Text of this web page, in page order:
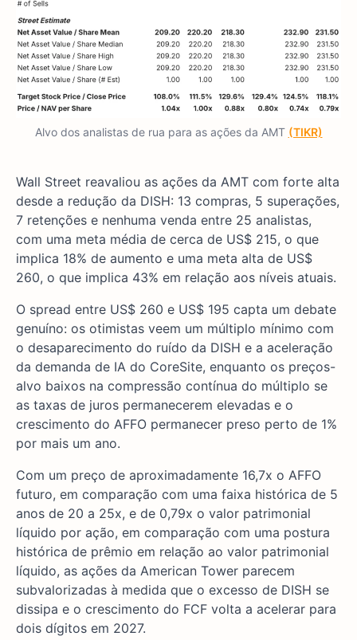
Alvo dos analistas de rua para as ações da AMT (TIKR)
Wall Street reavaliou as ações da AMT com forte alta
desde a redução da DISH: 13 compras, 5 superações,
7 retenções e nenhuma venda entre 25 analistas,
com uma meta média de cerca de US$ 215, o que
implica 18% de aumento e uma meta alta de US$
260, o que implica 43% em relação aos níveis atuais.
O spread entre US$ 260 e US$ 195 capta um debate
genuíno: os otimistas veem um múltiplo mínimo com
o desaparecimento do ruído da DISH e a aceleração
da demanda de IA do CoreSite, enquanto os preços-
alvo baixos na compressão contínua do múltiplo se
as taxas de juros permanecerem elevadas e o
crescimento do AFFO permanecer preso perto de 1%
por mais um ano.
Com um preço de aproximadamente 16,7x o AFFO
futuro, em comparação com uma faixa histórica de 5
anos de 20 a 25x, e de 0,79x o valor patrimonial
líquido por ação, em comparação com uma postura
histórica de prêmio em relação ao valor patrimonial
líquido, as ações da American Tower parecem
subvalorizadas à medida que o excesso de DISH se
dissipa e o crescimento do FCF volta a acelerar para
dois dígitos em 2027.